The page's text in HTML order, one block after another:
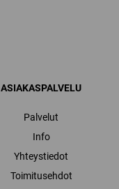
ASIAKASPALVELU
Palvelut
Info
Yhteystiedot
Toimitusehdot